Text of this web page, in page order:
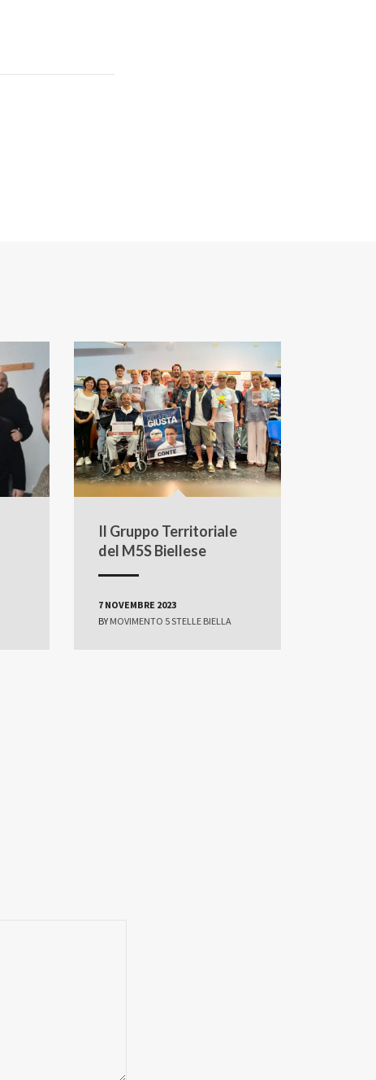
Il Gruppo Territoriale
del M5S Biellese
7 NOVEMBRE 2023
BY MOVIMENTO 5 STELLE BIELLA